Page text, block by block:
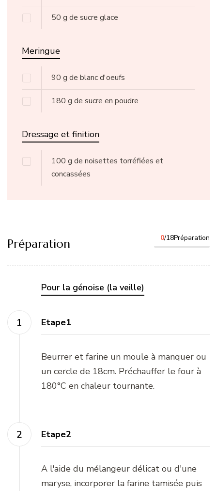
50 g de sucre glace
Meringue
90 g de blanc d'oeufs
180 g de sucre en poudre
Dressage et finition
100 g de noisettes torréfiées et
concassées
Préparation 0/18Préparation
Pour la génoise (la veille)
Etape1
Beurrer et farine un moule à manquer ou
un cercle de 18cm. Préchauffer le four à
180°C en chaleur tournante.
Etape2
A l'aide du mélangeur délicat ou d'une
maryse, incorporer la farine tamisée puis